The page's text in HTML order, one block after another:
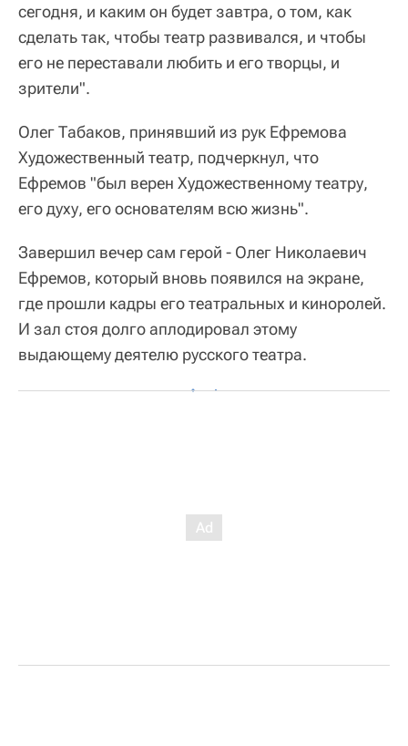
сегодня, и каким он будет завтра, о том, как
сделать так, чтобы театр развивался, и чтобы
его не переставали любить и его творцы, и
зрители".
Олег Табаков, принявший из рук Ефремова
Художественный театр, подчеркнул, что
Ефремов "был верен Художественному театру,
его духу, его основателям всю жизнь".
Завершил вечер сам герой - Олег Николаевич
Ефремов, который вновь появился на экране,
где прошли кадры его театральных и киноролей.
И зал стоя долго аплодировал этому
выдающему деятелю русского театра.